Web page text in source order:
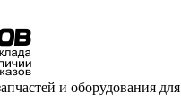
и оборудования для